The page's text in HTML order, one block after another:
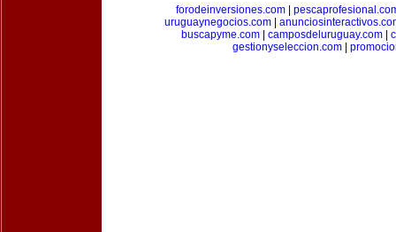
forodeinversiones.com
uruguaynegocios.com|
buscapyme.com
camposdeluruguay.com
gestionyseleccion.com|